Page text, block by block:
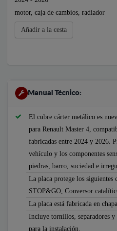
motor, caja de cambios, radiador
Añadir a la cesta
Manual Técnico:
El cubre cárter metálico es
para Renault Master 4,
fabricadas entre 2024 y 2026.
vehículo y los componentes
piedras, barro, suciedad e
La placa protege los siguientes
STOP&GO, Conversor
La placa está fabricada en
Incluye tornillos, separadores y
para la instalación.